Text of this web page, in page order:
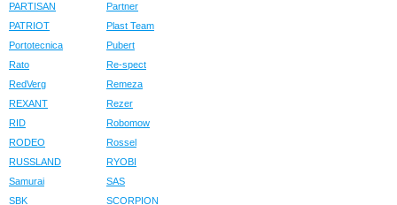
PARTISAN
Partner
PATRIOT
Plast Team
Portotecnica
Pubert
Rato
Re-spect
RedVerg
Remeza
REXANT
Rezer
RID
Robomow
RODEO
Rossel
RUSSLAND
RYOBI
Samurai
SAS
SBK
SCORPION